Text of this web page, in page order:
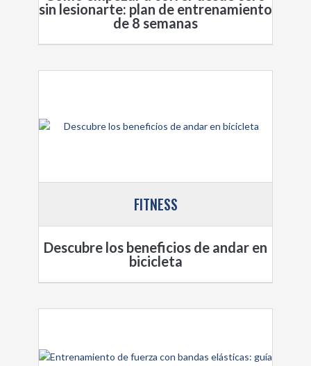
sin lesionarte: plan de entrenamiento
de 8 semanas
FITNESS
Descubre los beneficios de andar en
bicicleta